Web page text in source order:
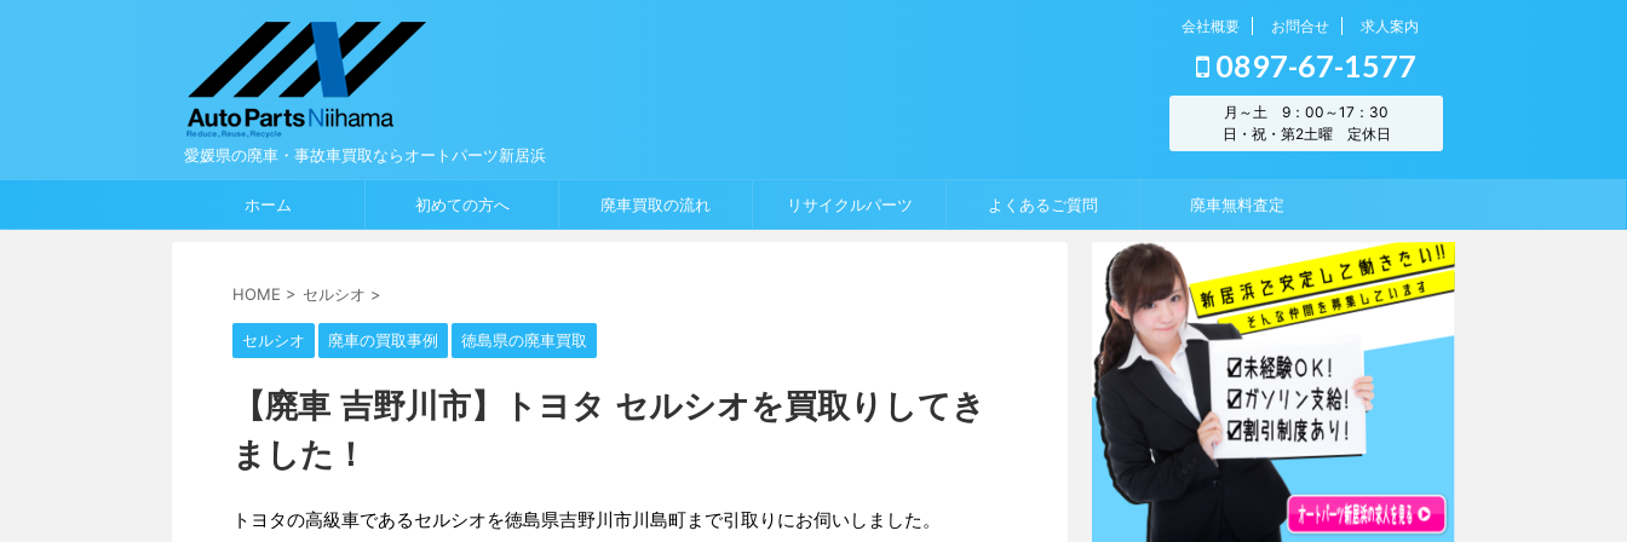
愛媛県の廃車・事故車買取ならオートパーツ新居浜
会社概要 お問合せ 求人案内
0897-67-1577
月～土 9：00～17：30
日・祝・第2土曜 定休日
ホーム 初めての方へ 廃車買取の流れ リサイクルパーツ よくあるご質問 廃車無料査定
HOME > セルシオ >
セルシオ 廃車の買取事例 徳島県の廃車買取
【廃車 吉野川市】トヨタ セルシオを買取りしてき
ました！
トヨタの高級車であるセルシオを徳島県吉野川市川島町まで引取りにお伺いしました。